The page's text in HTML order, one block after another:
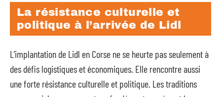
La résistance culturelle et
politique à l’arrivée de Lidl
L’implantation de Lidl en Corse ne se heurte pas seulement à
des défis logistiques et économiques. Elle rencontre aussi
une forte résistance culturelle et politique. Les traditions